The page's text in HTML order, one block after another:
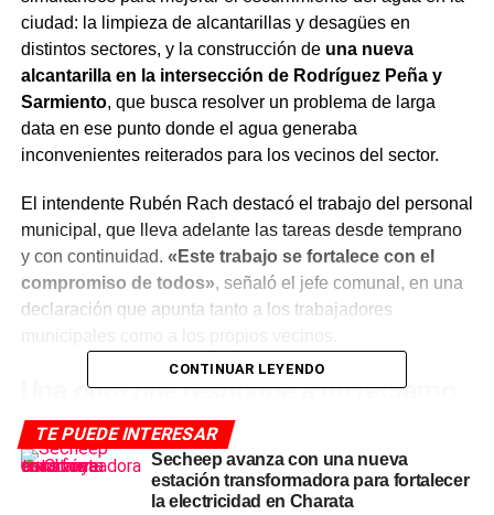
ciudad: la limpieza de alcantarillas y desagües en
distintos sectores, y la construcción de una nueva
alcantarilla en la intersección de Rodríguez Peña y
Sarmiento, que busca resolver un problema de larga
data en ese punto donde el agua generaba
inconvenientes reiterados para los vecinos del sector.
El intendente Rubén Rach destacó el trabajo del personal
municipal, que lleva adelante las tareas desde temprano
y con continuidad. «Este trabajo se fortalece con el
compromiso de todos», señaló el jefe comunal, en una
declaración que apunta tanto a los trabajadores
Una obra que responde a un reclamo
histórico
La ejecución de la alcantarilla en Rodríguez Peña y
Sarmiento no es una intervención de emergencia post-
CONTINUAR LEYENDO
TE PUEDE INTERESAR
Secheep avanza con una nueva
estación transformadora para fortalecer
la electricidad en Charata